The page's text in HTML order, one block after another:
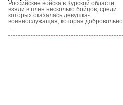
Российские войска в Курской области
взяли в плен несколько бойцов, среди
которых оказалась девушка-
военнослужащая, которая добровольно
...